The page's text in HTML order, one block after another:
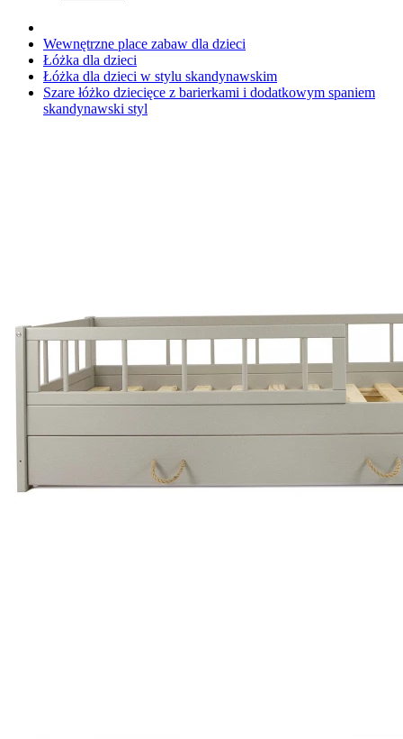
Wewnętrzne place zabaw dla dzieci
Łóżka dla dzieci
Łóżka dla dzieci w stylu skandynawskim
Szare łóżko dziecięce z barierkami i dodatkowym spaniem
skandynawski styl